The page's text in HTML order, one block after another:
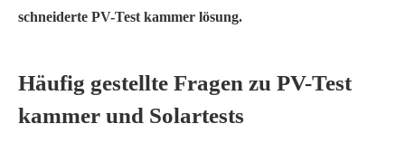
schneiderte PV-Test kammer lösung.
Häufig gestellte Fragen zu PV-Test
kammer und Solartests